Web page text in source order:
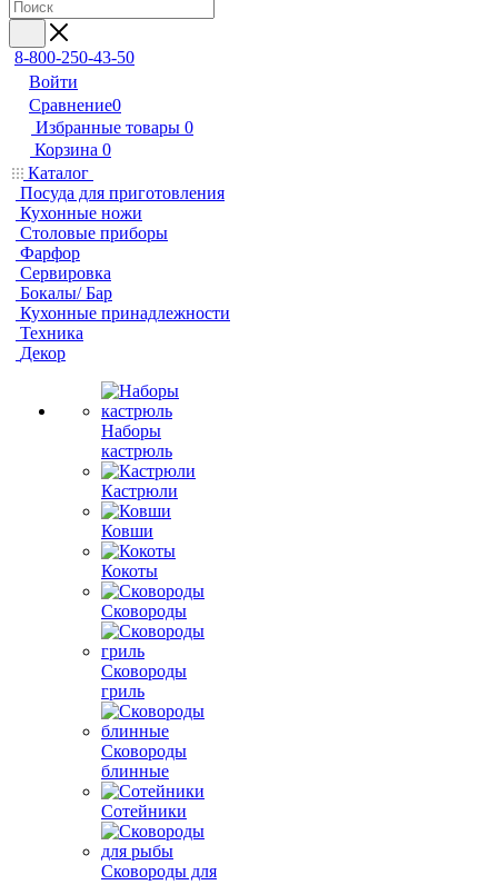
8-800-250-43-50
Войти
Сравнение0
Избранные товары 0
Корзина 0
Каталог
Посуда для приготовления
Кухонные ножи
Столовые приборы
Фарфор
Сервировка
Бокалы/ Бар
Кухонные принадлежности
Техника
Декор
Наборы
кастрюль
Кастрюли
Ковши
Кокоты
Сковороды
Сковороды
гриль
Сковороды
блинные
Сотейники
Сковороды для